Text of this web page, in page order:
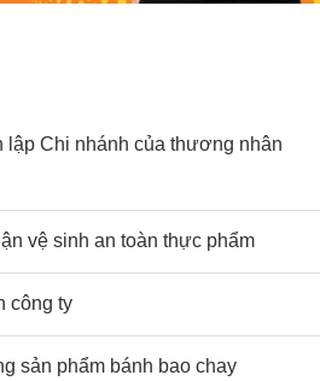
lập Chi nhánh của thương nhân
vệ sinh an toàn thực phẩm
công ty
sản phẩm bánh bao chay